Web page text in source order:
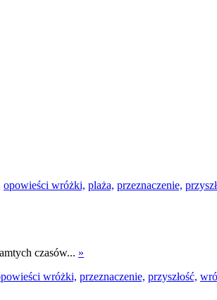
opowieści wróżki, plaża, przeznaczenie,
czasów... »
wróżki, przeznaczenie, przyszłość,